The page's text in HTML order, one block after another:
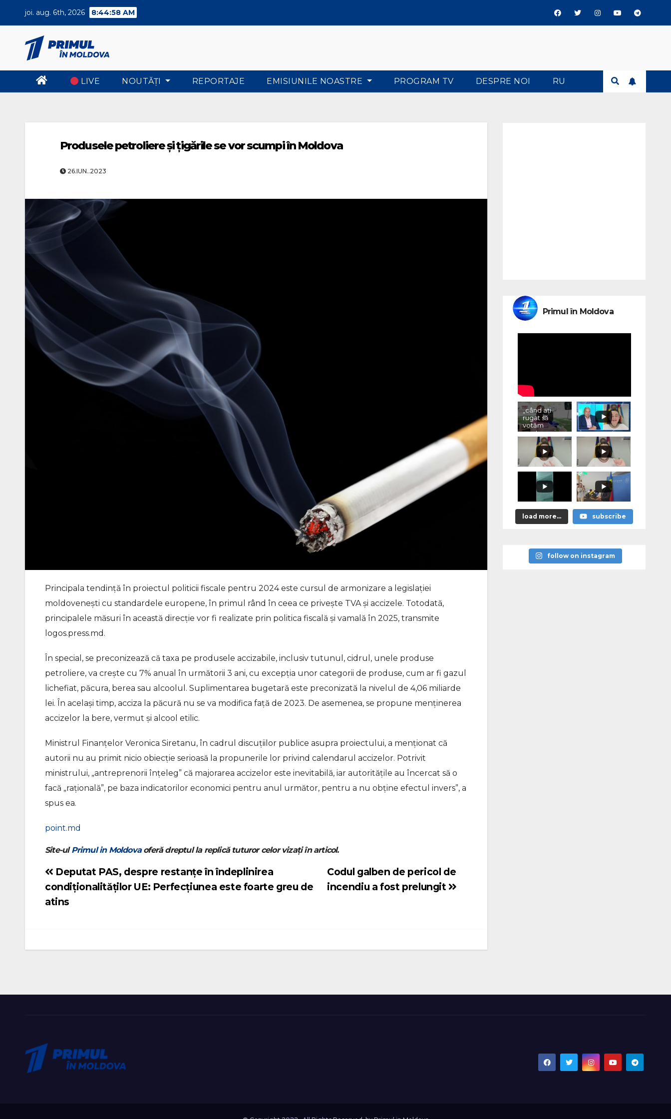
joi. aug. 6th, 2026 8:44:59 AM
LIVE NOUTĂŢI REPORTAJE EMISIUNILE NOASTRE PROGRAM TV DESPRE NOI RU
Produsele petroliere și țigările se vor scumpi în Moldova
26.IUN..2023
Principala tendință în proiectul politicii fiscale pentru 2024 este cursul de armonizare a legislației
moldovenești cu standardele europene, în primul rând în ceea ce privește TVA și accizele. Totodată,
principalele măsuri în această direcție vor fi realizate prin politica fiscală și vamală în 2025, transmite
logos.press.md.
În special, se preconizează că taxa pe produsele accizabile, inclusiv tutunul, cidrul, unele produse
petroliere, va crește cu 7% anual în următorii 3 ani, cu excepția unor categorii de produse, cum ar fi gazul
lichefiat, păcura, berea sau alcoolul. Suplimentarea bugetară este preconizată la nivelul de 4,06 miliarde
lei. În același timp, acciza la păcură nu se va modifica față de 2023. De asemenea, se propune menținerea
accizelor la bere, vermut și alcool etilic.
Ministrul Finanțelor Veronica Siretanu, în cadrul discuțiilor publice asupra proiectului, a menționat că
autorii nu au primit nicio obiecție serioasă la propunerile lor privind calendarul accizelor. Potrivit
ministrului, „antreprenorii înțeleg” că majorarea accizelor este inevitabilă, iar autoritățile au încercat să o
facă „rațională”, pe baza indicatorilor economici pentru anul următor, pentru a nu obține efectul invers”, a
spus ea.
point.md
Site-ulPrimul in Moldovaoferă dreptul la replică tuturor celor vizați în articol.
Navigare
în
Codul galben de pericol de
incendiu a fost prelungit
Deputat PAS, despre restanțe în îndeplinirea
condiționalităților UE: Perfecțiunea este foarte greu de
atins
Primul în Moldova
„când ați
rugat să
votăm
pentru voi,
ce ați
promis?"
load more... subscribe
follow on instagram